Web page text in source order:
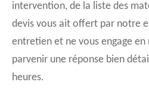
intervention, de la liste des
devis vous ait offert par notre
entretien et ne vous engage
parvenir une réponse bien
heures.